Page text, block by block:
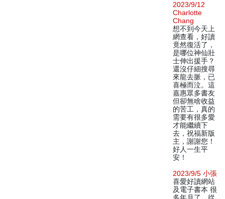
2023/9/12
Charlotte
Chang
想不到今天上
網查看，好讀
竟然復活了，
是哪位神仙壯
士伸出援手？
還沒仔細搜尋
來龍去脈，已
喜極而泣。這
嘉惠眾多書友
但卻無啥收益
的苦工，真的
需要有很多愛
才能繼續下
去，祝福新版
主，謝謝您！
好人一生平
安！
2023/9/5 小張
喜愛好讀網站
及電子書本 很